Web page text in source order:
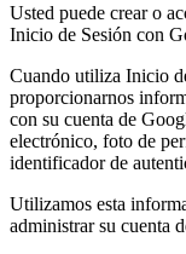
Usted puede crear o
Inicio de Sesión con
Cuando utiliza Inicio
proporcionarnos
con su cuenta de
electrónico, foto de
identificador de
Utilizamos esta
administrar su cuenta